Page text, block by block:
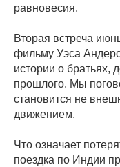
равновесия.
Вторая встреча
фильму Уэса
истории о братьях,
прошлого. Мы
становится не
движением.
Что означает
поездка по Индии